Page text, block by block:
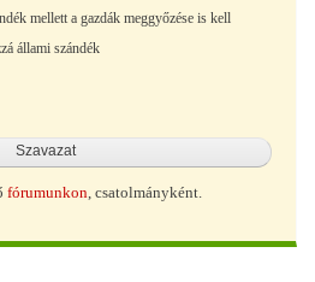
mellett a gazdák meggyőzése is kell
állami szándék
fórumunkon, csatolmányként.